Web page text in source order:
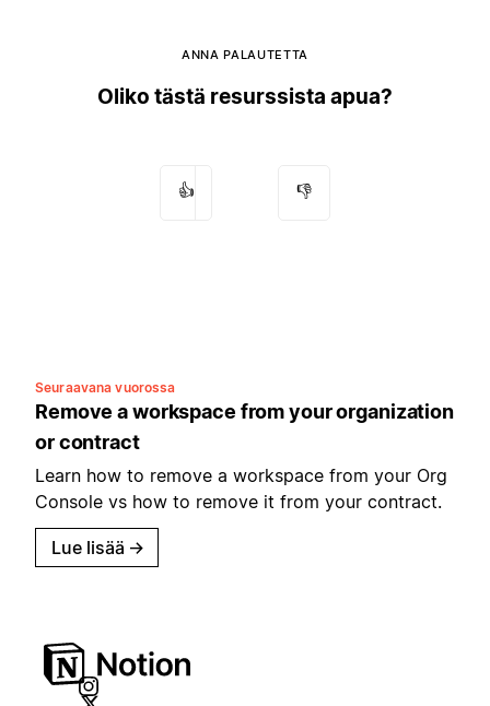
ANNA PALAUTETTA
Oliko tästä resurssista apua?
👍 👎
Seuraavana vuorossa
Remove a workspace from your organization
or contract
Learn how to remove a workspace from your Org
Console vs how to remove it from your contract.
Lue lisää →